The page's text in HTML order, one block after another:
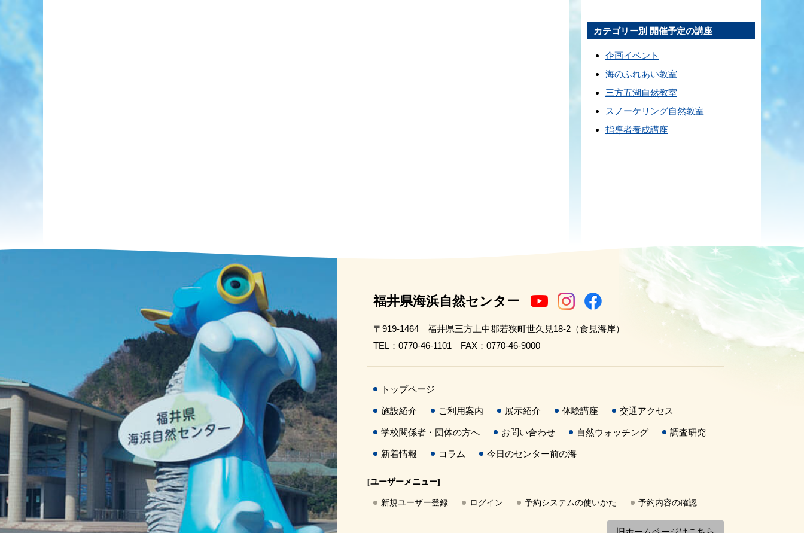
カテゴリー別 開催予定の講座
企画イベント
海のふれあい教室
三方五湖自然教室
スノーケリング自然教室
指導者養成講座
福井県海浜自然センター
〒919-1464 福井県三方上中郡若狭町世久見18-2（食見海岸）
TEL：0770-46-1101 FAX：0770-46-9000
トップページ
施設紹介 ご利用案内 展示紹介 体験講座 交通アクセス
学校関係者・団体の方へ お問い合わせ 自然ウォッチング 調査研究
新着情報 コラム 今日のセンター前の海
[ユーザーメニュー]
新規ユーザー登録 ログイン 予約システムの使いかた 予約内容の確認